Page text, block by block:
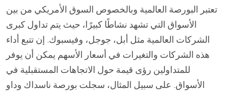
تعتبر البورصة العالمية وبالخصوص السوق الأمريكي من بين
الأسواق التي تشهد نشاطًا كبيرًا، حيث يتم تداول كبرى
الشركات العالمية مثل أبل، جوجل، وفيسبوك. إن تتبع أداء
هذه الشركات والتغيرات في أسعار الأسهم يمكن أن يوفر
للمتداولين رؤى قيمة حول الاتجاهات المستقبلية في
الأسواق. على سبيل المثال، سجلت بورصة ناسداك وداو